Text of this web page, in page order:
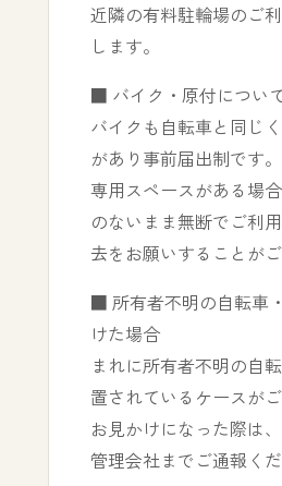
近隣の有料駐輪場のご
します。
■ バイク・原付につい
バイクも自転車と同じ
があり事前届出制です。
専用スペースがある場
のないまま無断でご利
去をお願いすることがご
■ 所有者不明の自転車
けた場合
まれに所有者不明の自
置されているケースがご
お見かけになった際は
管理会社までご通報くだ